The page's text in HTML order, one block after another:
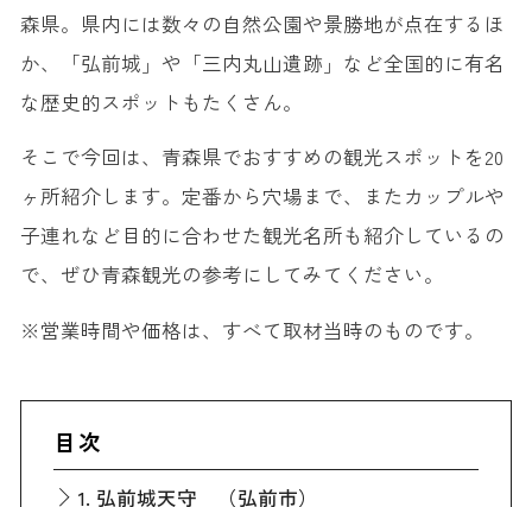
森県。県内には数々の自然公園や景勝地が点在するほ
か、「弘前城」や「三内丸山遺跡」など全国的に有名
な歴史的スポットもたくさん。
そこで今回は、青森県でおすすめの観光スポットを20
ヶ所紹介します。定番から穴場まで、またカップルや
子連れなど目的に合わせた観光名所も紹介しているの
で、ぜひ青森観光の参考にしてみてください。
※営業時間や価格は、すべて取材当時のものです。
目次
1. 弘前城天守 （弘前市）